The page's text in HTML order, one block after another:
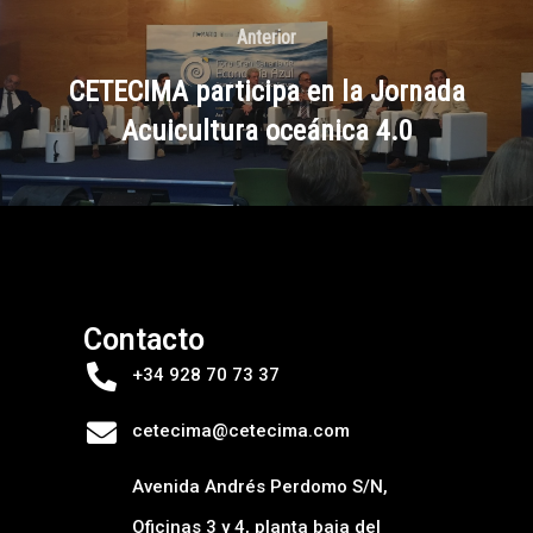
Anterior
CETECIMA participa en la Jornada
Acuicultura oceánica 4.0
Contacto
+34 928 70 73 37
cetecima@cetecima.com
Avenida Andrés Perdomo S/N,
Oficinas 3 y 4, planta baja del